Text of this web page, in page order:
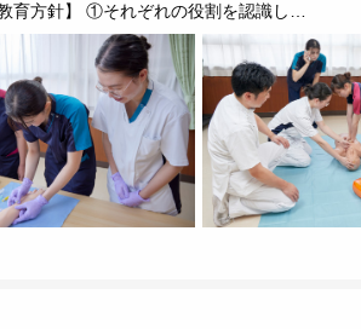
育方針】 ①それぞれの役割を認識し…